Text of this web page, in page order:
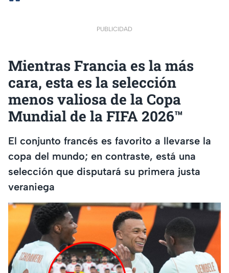
PUBLICIDAD
Mientras Francia es la más
cara, esta es la selección
menos valiosa de la Copa
Mundial de la FIFA 2026™
El conjunto francés es favorito a llevarse la
copa del mundo; en contraste, está una
selección que disputará su primera justa
veraniega